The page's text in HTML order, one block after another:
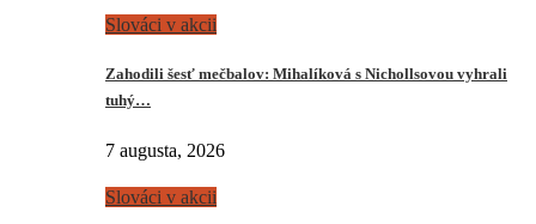
Slováci v akcii
Zahodili šesť mečbalov: Mihalíková s Nichollsovou vyhrali
tuhý…
7 augusta, 2026
Slováci v akcii